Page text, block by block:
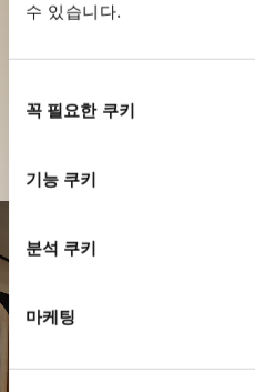
수 있습니다.
꼭 필요한 쿠키
기능 쿠키
분석 쿠키
마케팅